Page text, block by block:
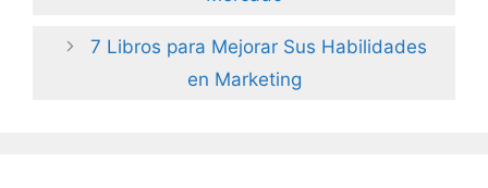
7 Libros para Mejorar Sus Habilidades
en Marketing